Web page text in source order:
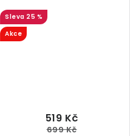
25 %
Akce
519 Kč
699 Kč